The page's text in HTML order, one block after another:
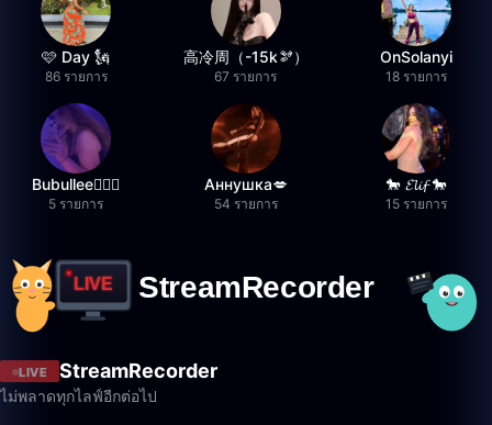
🩷 Day 🗽
86 รายการ
高冷周（-15k🫘）
67 รายการ
OnSolanyi
18 รายการ
Bubullee🧚🏼‍♀️
5 รายการ
Аннушка💋
54 รายการ
🐎 𝓔𝓵𝓲𝓯 🐎
15 รายการ
LIVE StreamRecorder
ไม่พลาดทุกไลฟ์อีกต่อไป